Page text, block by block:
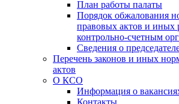
План работы палаты
Порядок обжалования
правовых актов и
контрольно-счетным
Сведения о
Перечень законов и иных
актов
О КСО
Информация о
Контакты